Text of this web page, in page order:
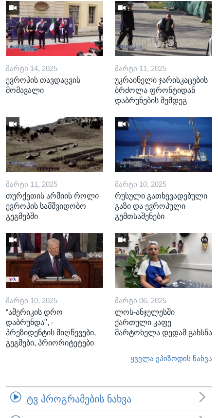
ᲛᲐᲠᲢᲘ 14, 2025
ევროპის თავდაცვის
მომავალი
ᲛᲐᲠᲢᲘ 11, 2025
უკრაინელი ჯარისკაცების
ბრძოლა ფრონტიდან
დაბრუნების შემდეგ
ᲛᲐᲠᲢᲘ 11, 2025
თურქეთის არმიის როლი
ევროპის სამშვიდობო
გეგმებში
ᲛᲐᲠᲢᲘ 10, 2025
რუსული გათხევადებული
გაზი და ევროპული
გემთსაშენები
ᲛᲐᲠᲢᲘ 10, 2025
“ამერიკის დრო
დაბრუნდა", -
პრეზიდენტის მიღწევები,
გეგმები, პრიორიტეტები
ᲛᲐᲠᲢᲘ 06, 2025
ლოს-ანჯელესში
ქართული კაფე
მარტოხელა დედამ გახსნა
ყველა ეპიზოდის ნახვა
ᲢᲕ ᲞᲠᲝᲒᲠᲐᲛᲔᲑᲘᲡ ᲜᲐᲮᲕᲐ